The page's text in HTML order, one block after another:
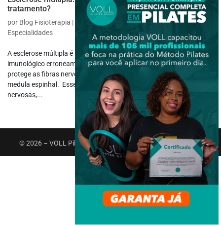
tratamento?
por Blog Fisioterapia | ago 28, 2023 Fisioterapia Específica ,Outras
Especialidades
A esclerose múltipla é uma doença autoimune em que o sistema
imunológico erroneamente ataca a mielina, uma substância que
protege as fibras nervosas no sistema nervoso central – cérebro e
medula espinhal. Esse ataque causa inflamação e danos às fibras
nervosas,...
© 2026 – VOLL Pilates Group. Todos os direitos reservados.